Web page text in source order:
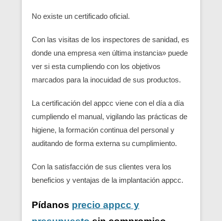
No existe un certificado oficial.
Con las visitas de los inspectores de sanidad, es
donde una empresa «en última instancia» puede
ver si esta cumpliendo con los objetivos
marcados para la inocuidad de sus productos.
La certificación del appcc viene con el día a día
cumpliendo el manual, vigilando las prácticas de
higiene, la formación continua del personal y
auditando de forma externa su cumplimiento.
Con la satisfacción de sus clientes vera los
beneficios y ventajas de la implantación appcc.
Pídanos precio appcc y